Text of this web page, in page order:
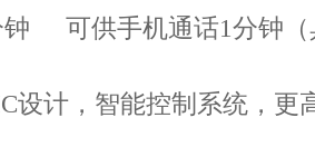
钟 可供手机通话1分钟（
设计，智能控制系统，更